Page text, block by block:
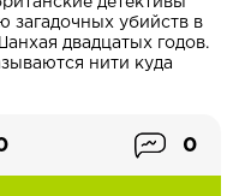
загадочных убийств в
двадцатых годов.
нити куда
0